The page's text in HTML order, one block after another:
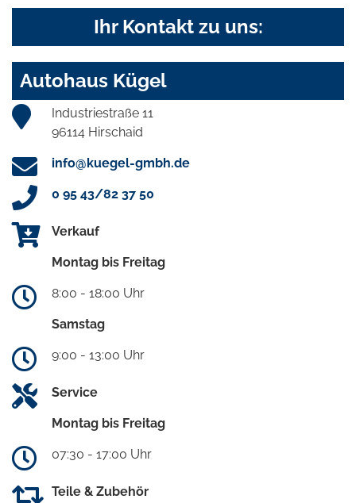
Ihr Kontakt zu uns:
Autohaus Kügel
Industriestraße 11
96114 Hirschaid
info@kuegel-gmbh.de
0 95 43/82 37 50
Verkauf
Montag bis Freitag
8:00 - 18:00 Uhr
Samstag
9:00 - 13:00 Uhr
Service
Montag bis Freitag
07:30 - 17:00 Uhr
Teile & Zubehör